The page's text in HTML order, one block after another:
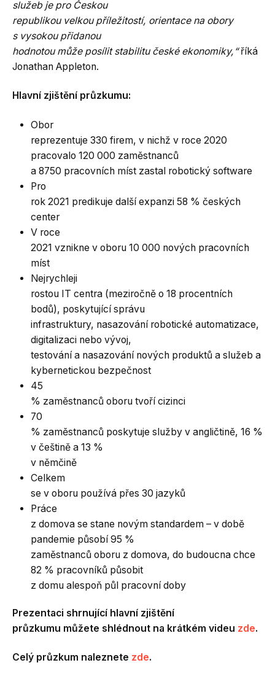
služeb je pro Českou
republikou velkou příležitostí, orientace na obory
s vysokou přidanou
hodnotou může posílit stabilitu české ekonomiky,“říká
Jonathan Appleton.
Hlavní zjištění průzkumu:
Obor
reprezentuje 330 firem, v nichž v roce 2020
pracovalo 120 000 zaměstnanců
a 8750 pracovních míst zastal robotický software
Pro
rok 2021 predikuje další expanzi 58 % českých
center
V roce
2021 vznikne v oboru 10 000 nových pracovních
míst
Nejrychleji
rostou IT centra (meziročně o 18 procentních
bodů), poskytující správu
infrastruktury, nasazování robotické automatizace,
digitalizaci nebo vývoj,
testování a nasazování nových produktů a služeb a
kybernetickou bezpečnost
45
% zaměstnanců oboru tvoří cizinci
70
% zaměstnanců poskytuje služby v angličtině, 16 %
v češtině a 13 %
v němčině
Celkem
se v oboru používá přes 30 jazyků
Práce
z domova se stane novým standardem – v době
pandemie působí 95 %
zaměstnanců oboru z domova, do budoucna chce
82 % pracovníků působit
z domu alespoň půl pracovní doby
Prezentaci shrnující hlavní zjištění
průzkumu můžete shlédnout na krátkém videu zde.
Celý průzkum naleznete zde.